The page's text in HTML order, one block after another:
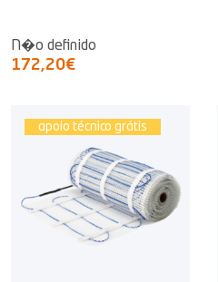
N�o definido
172,20€
apoio técnico grátis